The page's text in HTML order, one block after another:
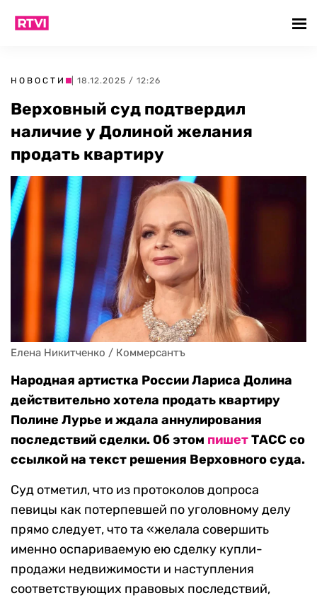
НОВОСТИ | 18.12.2025 / 12:26
Верховный суд подтвердил
наличие у Долиной желания
продать квартиру
Елена Никитченко / Коммерсантъ
Народная артистка России Лариса Долина
действительно хотела продать квартиру
Полине Лурье и ждала аннулирования
последствий сделки. Об этом пишетТАСС со
ссылкой на текст решения Верховного суда.
Суд отметил, что из протоколов допроса
певицы как потерпевшей по уголовному делу
прямо следует, что та «желала совершить
именно оспариваемую ею сделку купли-
продажи недвижимости и наступления
соответствующих правовых последствий,